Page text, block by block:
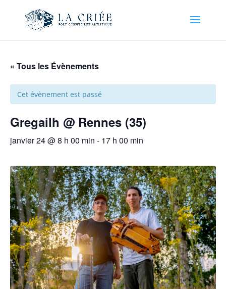
« Tous les Évènements
Cet évènement est passé
Gregailh @ Rennes (35)
janvier 24 @ 8 h 00 min - 17 h 00 min